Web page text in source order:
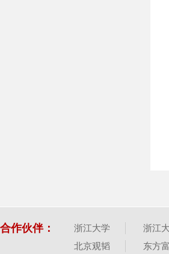
合作伙伴： 浙江大学 浙江
北京观韬
东方